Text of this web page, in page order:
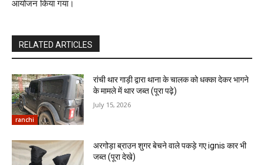
आयोजन किया गया।
RELATED ARTICLES
ranchi
रांची थार गाड़ी द्वारा थाना के चालक को धक्का देकर भागने
के मामले में थार जब्त (पूरा पढ़े)
July 15, 2026
अरगोड़ा ब्राउन शुगर बेचने वाले पकड़े गए ignis कार भी
जब्त (पूरा देखे)